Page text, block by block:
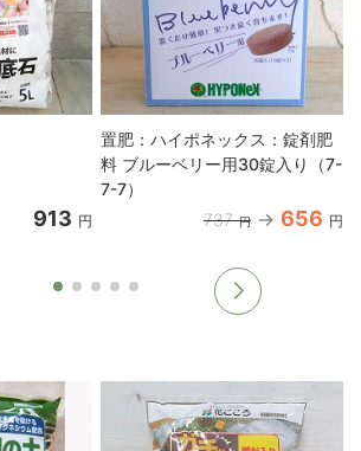
913 円
置肥：ハイポネックス：錠剤肥
料 ブルーベリー用30錠入り（7-
7-7）
737 円 656 円